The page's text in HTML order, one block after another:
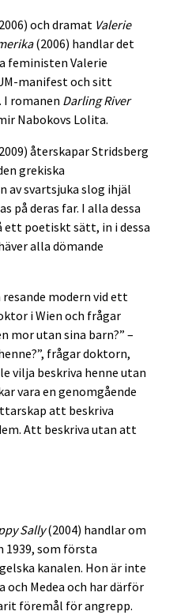
och dramat Valerie
(2006) handlar det
feministen Valerie
manifest och sitt
I romanen Darling River
Nabokovs Lolita.
återskapar Stridsberg
grekiska
av svartsjuka slog ihjäl
på deras far. I alla dessa
ett poetiskt sätt, in i dessa
alla dömande
modern vid ett
i Wien och frågar
mor utan sina barn?” –
frågar doktorn,
vilja beskriva henne utan
vara en genomgående
att beskriva
Att beskriva utan att
Sally(2004) handlar om
1939, som första
kanalen. Hon är inte
och Medea och har därför
föremål för angrepp.